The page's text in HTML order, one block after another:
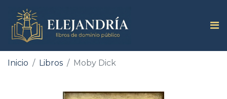
Inicio Libros Moby Dick